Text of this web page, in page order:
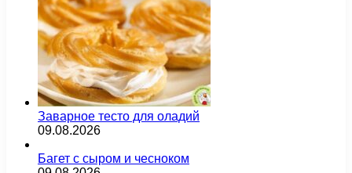
Заварное тесто для оладий
09.08.2026
Багет с сыром и чесноком